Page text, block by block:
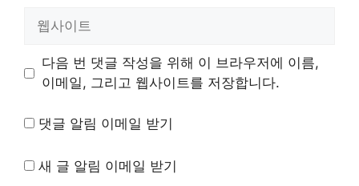
트
다음 번 댓글 작성을 위해 이 브라우저에 이름,
이메일, 그리고 웹사이트를 저장합니다.
댓글 알림 이메일 받기
새 글 알림 이메일 받기